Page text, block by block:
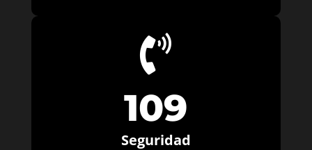

109
Seguridad